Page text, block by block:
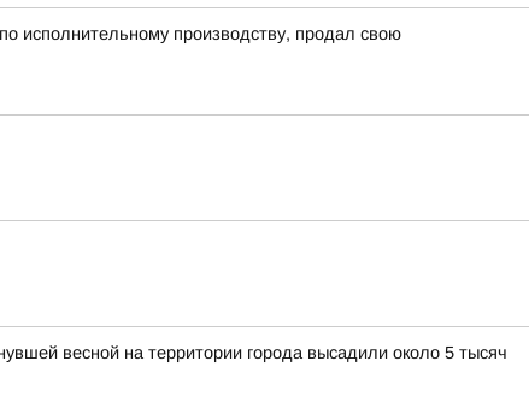
исполнительному производству, продал свою
весной на территории города высадили около 5 тысяч